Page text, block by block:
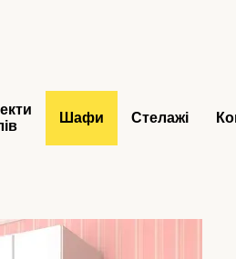
Шафи Стелажі